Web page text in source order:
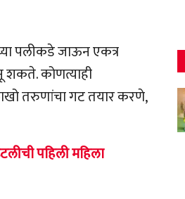
पलीकडे जाऊन एकत्र
शकते. कोणत्याही
तरुणांचा गट तयार करणे,
पहिली महिला